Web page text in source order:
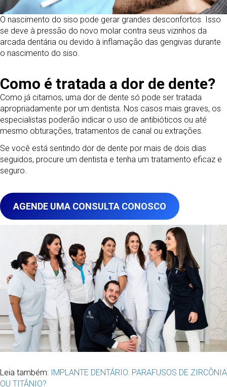
O nascimento do siso pode gerar grandes desconfortos. Isso
se deve à pressão do novo molar contra seus vizinhos da
arcada dentária ou devido à inflamação das gengivas durante
o nascimento do siso.
Como é tratada a dor de dente?
Como já citamos, uma dor de dente só pode ser tratada
apropriadamente por um dentista. Nos casos mais graves, os
especialistas poderão indicar o uso de antibióticos ou até
mesmo obturações, tratamentos de canal ou extrações.
Se você está sentindo dor de dente por mais de dois dias
seguidos, procure um dentista e tenha um tratamento eficaz e
seguro.
AGENDE UMA CONSULTA CONOSCO
Leia também: IMPLANTE DENTÁRIO: PARAFUSOS DE ZIRCÔNIA
OU TITÂNIO?